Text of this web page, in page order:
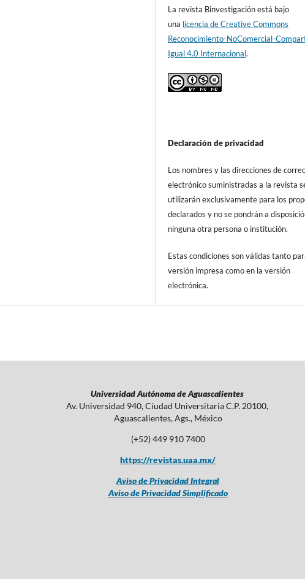
La revista Binvestigación está bajo
una licencia de Creative Commons
Reconocimiento-NoComercial-
Igual 4.0 Internacional.
Declaración de privacidad
Los nombres y las direcciones de
electrónico suministradas a la revista
utilizarán exclusivamente para los
declarados y no se pondrán a
ninguna otra persona o institución.
Estas condiciones son válidas tanto
versión impresa como en la versión
electrónica.
Universidad Autónoma de Aguascalientes
Av. Universidad 940, Ciudad Universitaria C.P. 20100,
Aguascalientes, Ags., México
(+52) 449 910 7400
https://revistas.uaa.mx/
Aviso de Privacidad Integral
Aviso de Privacidad Simplificado